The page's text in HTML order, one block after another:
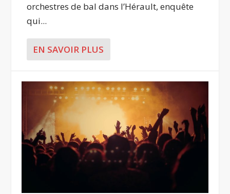
orchestres de bal dans l’Hérault, enquête
qui...
EN SAVOIR PLUS